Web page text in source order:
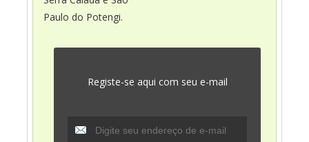
Paulo do Potengi.
Registe-se aqui com seu e-mail